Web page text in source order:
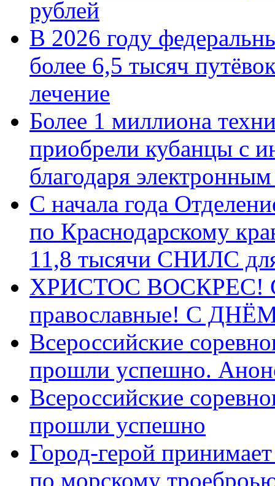
рублей
В 2026 году
более 6,5 тысяч
лечение
Более 1 миллиона
приобрели кубанцы с
благодаря
С начала года
по Краснодарскому
11,8 тысячи СНИЛС
ХРИСТОС ВОСКРЕС! С
православные! C
Всероссийские
прошли успешно.
Всероссийские
прошли успешно
Город-герой
по морскому